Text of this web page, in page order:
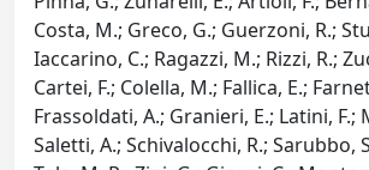
Costa, M.; Greco, G.; Guerzoni, R.;
Iaccarino, C.; Ragazzi, M.; Rizzi, R.;
Cartei, F.; Colella, M.; Fallica, E.;
Frassoldati, A.; Granieri, E.; Latini, F.;
Saletti, A.; Schivalocchi, R.; Sarubbo,